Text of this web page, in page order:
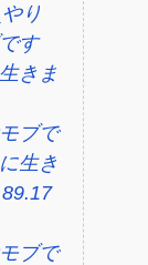
り
す
きま
ブで
生き
ブで